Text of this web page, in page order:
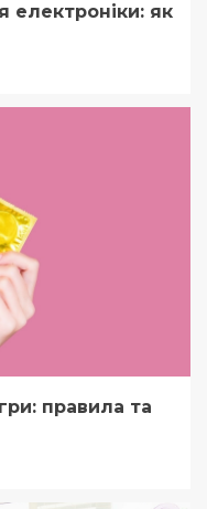
електроніки: як
правила та